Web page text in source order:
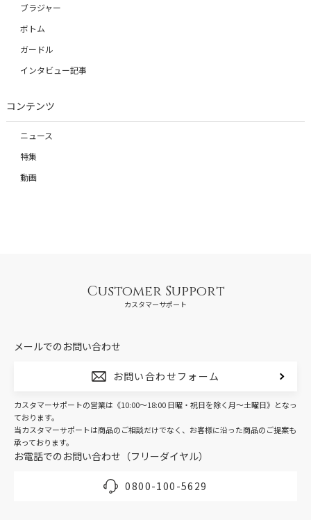
ブラジャー
ボトム
ガードル
インタビュー記事
コンテンツ
ニュース
特集
動画
Customer Support
カスタマーサポート
メールでのお問い合わせ
お問い合わせフォーム
カスタマーサポートの営業は《10:00～18:00 日曜・祝日を除く月～土曜日》となっ
ております。
当カスタマーサポートは商品のご相談だけでなく、お客様に沿った商品のご提案も
承っております。
お電話でのお問い合わせ（フリーダイヤル）
0800-100-5629